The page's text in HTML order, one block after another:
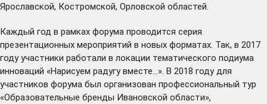
Ярославской, Костромской, Орловской областей.
Каждый год в рамках форума проводится серия
презентационных мероприятий в новых форматах. Так, в 2017
году участники работали в локации тематического подиума
инноваций «Нарисуем радугу вместе…». В 2018 году для
участников форума был организован профессиональный тур
«Образовательные бренды Ивановской области»,